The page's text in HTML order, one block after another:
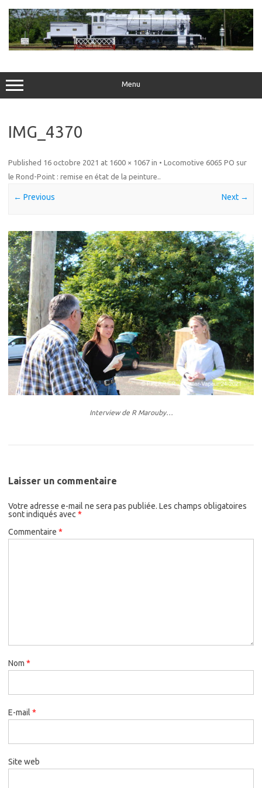
content
Menu
IMG_4370
Published 16 octobre 2021 at 1600 × 1067 in • Locomotive 6065 PO sur
le Rond-Point : remise en état de la peinture.
← Previous Next →
Interview de R Marouby…
Laisser un commentaire
Votre adresse e-mail ne sera pas publiée. Les champs obligatoires
sont indiqués avec*
Commentaire *
Nom *
E-mail *
Site web